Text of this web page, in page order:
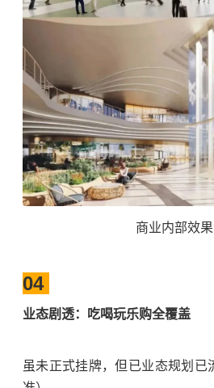
商业内部效果
04
业态剧透：吃喝玩乐购全覆盖
虽未正式挂牌，但 已业态规划已